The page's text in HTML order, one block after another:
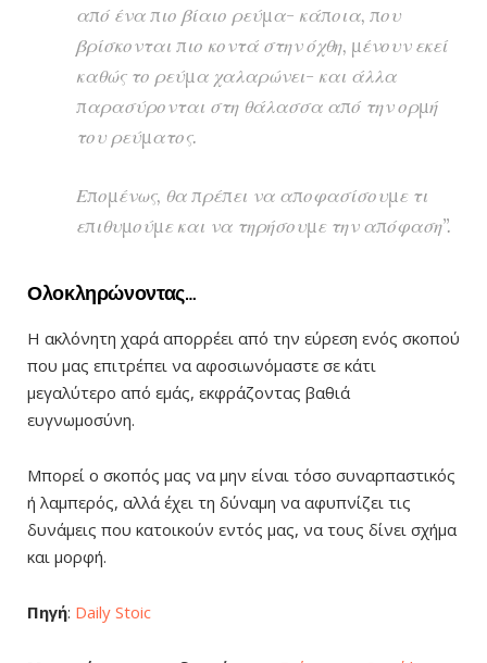
από ένα πιο βίαιο ρεύμα- κάποια, που
βρίσκονται πιο κοντά στην όχθη, μένουν εκεί
καθώς το ρεύμα χαλαρώνει- και άλλα
παρασύρονται στη θάλασσα από την ορμή
του ρεύματος.
Επομένως, θα πρέπει να αποφασίσουμε τι
επιθυμούμε και να τηρήσουμε την απόφαση”.
Ολοκληρώνοντας…
Η ακλόνητη χαρά απορρέει από την εύρεση ενός σκοπού
που μας επιτρέπει να αφοσιωνόμαστε σε κάτι
μεγαλύτερο από εμάς, εκφράζοντας βαθιά
ευγνωμοσύνη.
Μπορεί ο σκοπός μας να μην είναι τόσο συναρπαστικός
ή λαμπερός, αλλά έχει τη δύναμη να αφυπνίζει τις
δυνάμεις που κατοικούν εντός μας, να τους δίνει σχήμα
και μορφή.
Πηγή: Daily Stoic